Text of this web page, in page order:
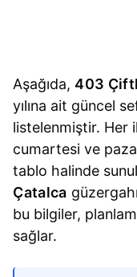
Aşağıda, 403
yılına ait güncel
listelenmiştir. Her
cumartesi ve
tablo halinde
Çatalca
bu bilgiler,
sağlar.